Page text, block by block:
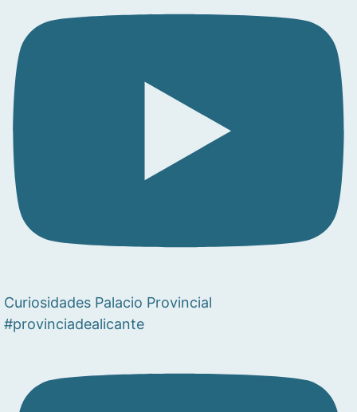
Curiosidades Palacio Provincial
#provinciadealicante